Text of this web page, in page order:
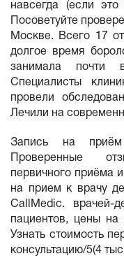
навсегда (если
Посоветуйте
Москве. Всего 17
долгое время
занимала
Специалисты
провели
Лечили на
Запись на
Проверенные
первичного приёма
на прием к врачу
CallMedic. врачей-
пациентов, цены
Узнать стоимость
консультацию/5(4